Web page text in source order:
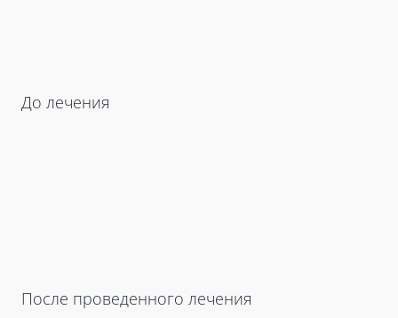
До лечения
После проведенного лечения